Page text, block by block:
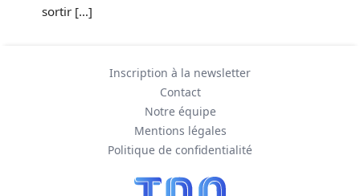
sortir […]
Inscription à la newsletter
Contact
Notre équipe
Mentions légales
Politique de confidentialité